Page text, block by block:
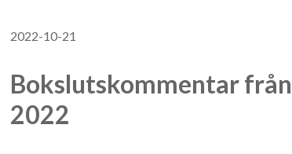
2022-10-21
Bokslutskommentar
2022